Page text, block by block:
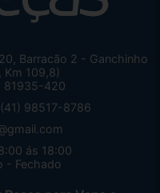
Barracão 2 - Ganchinho
Km 109,8)
81935-420
(41) 98517-8786
ás 18:00
- Fechado